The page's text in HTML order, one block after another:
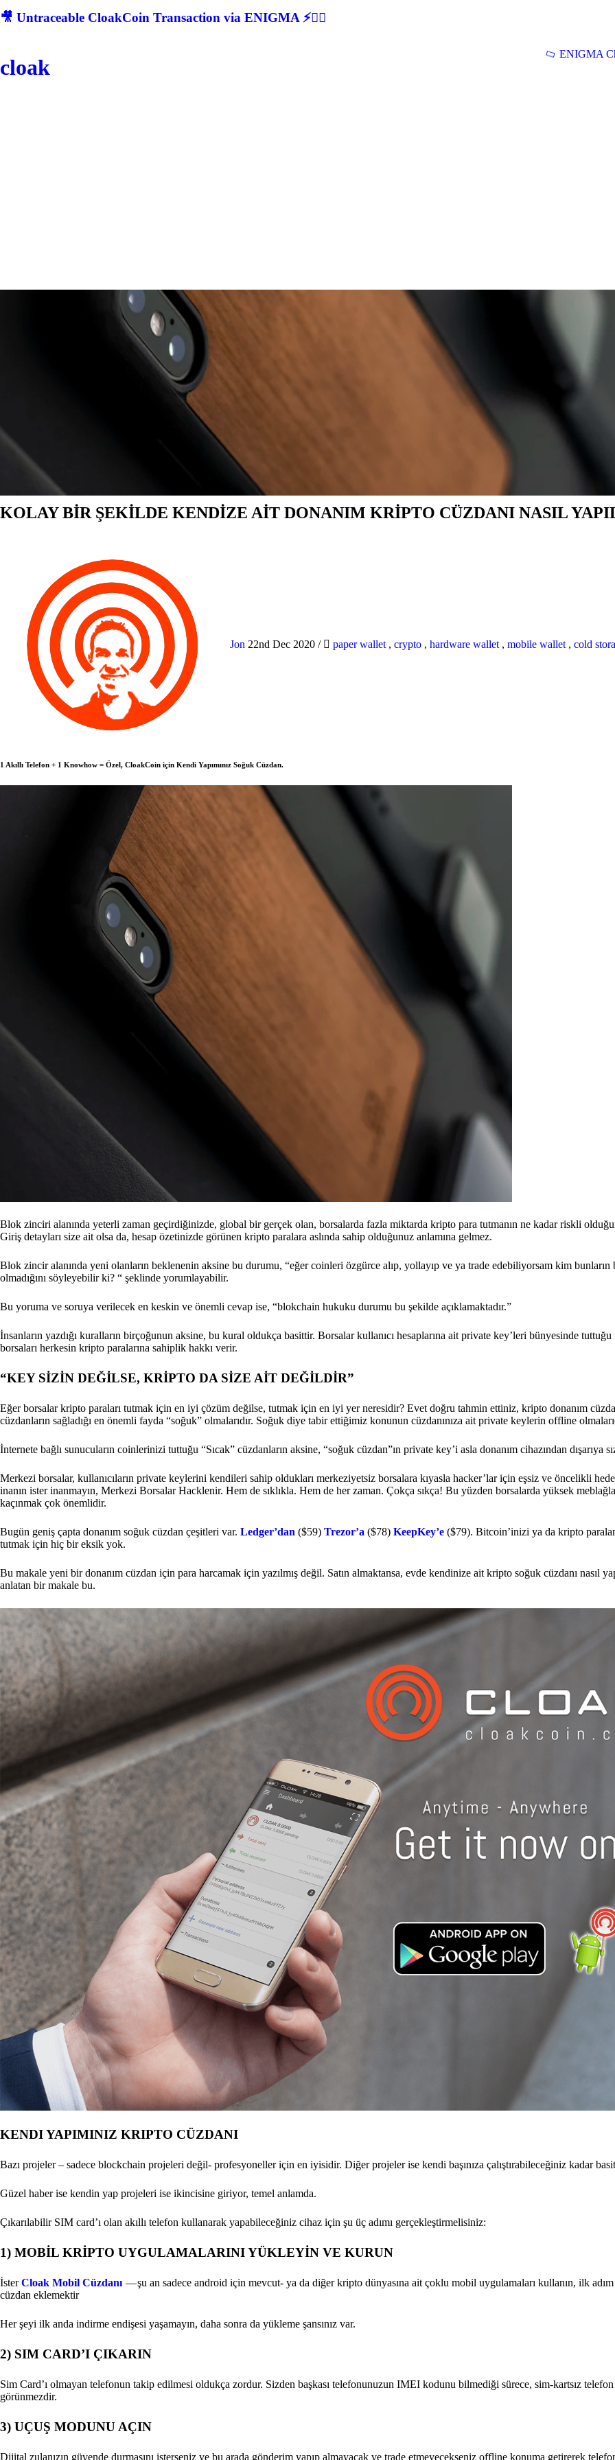
🎥 Untraceable CloakCoin Transaction via ENIGMA ⚡🕵‍♂
cloak
ENIGMA
KOLAY BİR ŞEKİLDE KENDİZE AİT DONANIM KRİPTO CÜZDANI NASIL
Jon 22nd Dec 2020 / paper wallet , crypto , hardware wallet , mobile wallet , cold
1 Akıllı Telefon + 1 Knowhow = Özel, CloakCoin için Kendi Yapımınız Soğuk Cüzdan.
Blok zinciri alanında yeterli zaman geçirdiğinizde, global bir gerçek olan, borsalarda fazla miktarda kripto para tutmanın ne kadar riskli
Giriş detayları size ait olsa da, hesap özetinizde görünen kripto paralara aslında sahip olduğunuz anlamına gelmez.
Blok zincir alanında yeni olanların beklenenin aksine bu durumu, “eğer coinleri özgürce alıp, yollayıp ve ya trade edebiliyorsam kim bunların
olmadığını söyleyebilir ki? “ şeklinde yorumlayabilir.
Bu yoruma ve soruya verilecek en keskin ve önemli cevap ise, “blokchain hukuku durumu bu şekilde açıklamaktadır.”
İnsanların yazdığı kuralların birçoğunun aksine, bu kural oldukça basittir. Borsalar kullanıcı hesaplarına ait private key’leri bünyesinde
borsaları herkesin kripto paralarına sahiplik hakkı verir.
“KEY SİZİN DEĞİLSE, KRİPTO DA SİZE AİT DEĞİLDİR”
Eğer borsalar kripto paraları tutmak için en iyi çözüm değilse, tutmak için en iyi yer neresidir? Evet doğru tahmin ettiniz, kripto donanım
cüzdanların sağladığı en önemli fayda “soğuk” olmalarıdır. Soğuk diye tabir ettiğimiz konunun cüzdanınıza ait private keylerin offline
İnternete bağlı sunucuların coinlerinizi tuttuğu “Sıcak” cüzdanların aksine, “soğuk cüzdan”ın private key’i asla donanım cihazından dışarıya
Merkezi borsalar, kullanıcıların private keylerini kendileri sahip oldukları merkeziyetsiz borsalara kıyasla hacker’lar için eşsiz ve öncelikli
inanın ister inanmayın, Merkezi Borsalar Hacklenir. Hem de sıklıkla. Hem de her zaman. Çokça sıkça! Bu yüzden borsalarda yüksek
kaçınmak çok önemlidir.
Bugün geniş çapta donanım soğuk cüzdan çeşitleri var. Ledger’dan ($59) Trezor’a ($78) KeepKey’e ($79). Bitcoin’inizi ya da kripto
tutmak için hiç bir eksik yok.
Bu makale yeni bir donanım cüzdan için para harcamak için yazılmış değil. Satın almaktansa, evde kendinize ait kripto soğuk cüzdanı nasıl
anlatan bir makale bu.
KENDI YAPIMINIZ KRIPTO CÜZDANI
Bazı projeler – sadece blockchain projeleri değil- profesyoneller için en iyisidir. Diğer projeler ise kendi başınıza çalıştırabileceğiniz kadar
Güzel haber ise kendin yap projeleri ise ikincisine giriyor, temel anlamda.
Çıkarılabilir SIM card’ı olan akıllı telefon kullanarak yapabileceğiniz cihaz için şu üç adımı gerçekleştirmelisiniz:
1) MOBİL KRİPTO UYGULAMALARINI YÜKLEYİN VE KURUN
İsterCloak Mobil Cüzdanı — şu an sadece android için mevcut- ya da diğer kripto dünyasına ait çoklu mobil uygulamaları kullanın, ilk
cüzdan eklemektir
Her şeyi ilk anda indirme endişesi yaşamayın, daha sonra da yükleme şansınız var.
2) SIM CARD’I ÇIKARIN
Sim Card’ı olmayan telefonun takip edilmesi oldukça zordur. Sizden başkası telefonunuzun IMEI kodunu bilmediği sürece, sim-kartsız telefon
görünmezdir.
3) UÇUŞ MODUNU AÇIN
Dijital zulanızın güvende durmasını isterseniz ve bu arada gönderim yapıp almayacak ve trade etmeyecekseniz offline konuma getirerek